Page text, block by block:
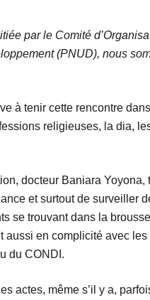
par le Comité
(PNUD), nous
à tenir cette rencontre
religieuses, la dia,
docteur Baniara
et surtout de surveiller
se trouvant dans la
en complicité avec
du CONDI.
actes, même s’il y a,